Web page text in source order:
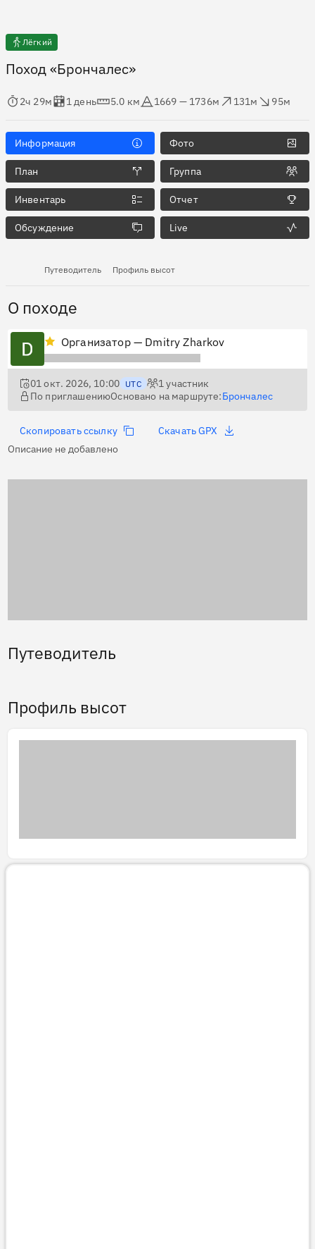
Лёгкий
Поход «Брончалес»
в пути
2ч 29м
Оценка в днях
1 день
Дистанция
5.0 км
Абсолютная высота
1669 — 1736м
131м
95м
Информация Фото
План Группа
Инвентарь Отчет
Обсуждение Live
Путеводитель Профиль высот
О походе
Организатор — Dmitry Zharkov
01 окт. 2026, 10:00 UTC 1участник
По приглашениюОсновано на маршруте:Брончалес
Скопировать ссылку
Скачать GPX
Описание не добавлено
Путеводитель
Профиль высот